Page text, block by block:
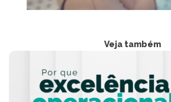
Veja também